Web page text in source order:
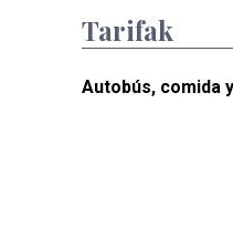
Tarifak
Autobús, comida